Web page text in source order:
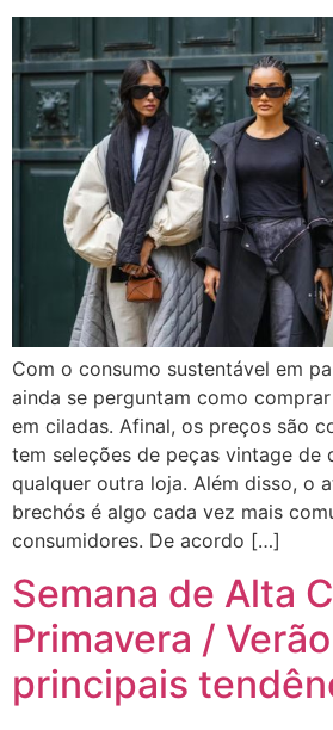
Com o consumo sustentável em
ainda se perguntam como
em ciladas. Afinal, os preços são
tem seleções de peças vintage de
qualquer outra loja. Além disso, o
brechós é algo cada vez mais
consumidores. De acordo […]
Semana de Alta
Primavera /
principais